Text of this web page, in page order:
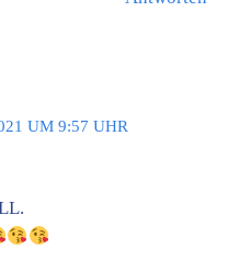
UM 9:57 UHR